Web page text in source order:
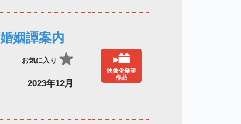
姻譚案内
お気に入り
2023年12月
映像化希望
作品